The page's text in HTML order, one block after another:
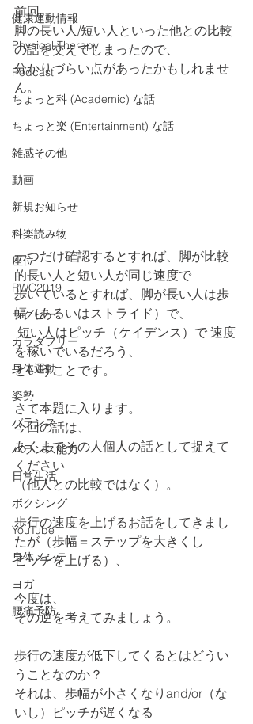
健康運動情報
Physical Therapy
Podcast
ちょっと科 (Academic) な話
ちょっと楽 (Entertainment) な話
雑感その他
動画
新規お知らせ
科楽読み物
座位
RWC2019
ラグビー
カラダフリー
身体運動
姿勢
バランス
バランス能力
日常生活
ボクシング
YouTube
身体メンテ
ヨガ
腰痛予防
前回、
脚の長い人/短い人といった他との比較
の話を交えてしまったので、
分かりづらい点があったかもしれませ
ん。
一つだけ確認するとすれば、脚が比較
的長い人と短い人が同じ速度で
歩いているとすれば、脚が長い人は歩
幅（あるいはストライド）で、
を稼いでいるだろう、
ということです。
さて本題に入ります。
今回の話は、
あくまでその人個人の話として捉えて
ください
（他人との比較ではなく）。
歩行の速度を上げるお話をしてきまし
たが（歩幅＝ステップを大きくし
ピッチを上げる）、
今度は、
その逆を考えてみましょう。
歩行の速度が低下してくるとはどうい
うことなのか？
それは、歩幅が小さくなりand/or（な
いし）ピッチが遅くなる